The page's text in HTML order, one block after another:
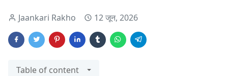
Jaankari Rakho 12 जून, 2026
Table of content